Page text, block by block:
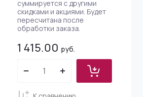
суммируется с другими
скидками и акциями. Будет
пересчитана после
обработки заказа.
1 415.00 руб.